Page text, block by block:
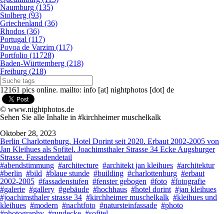
Naumburg (135)
Stolberg (93)
Griechenland (36)
Rhodos (36)
Portugal (117)
Povoa de Varzim (117)
Portfolio (11728)
Baden-Württemberg (218)
Freiburg (218)
12161 pics online. mailto: info [at] nightphotos [dot] de
© www.nightphotos.de
Sehen Sie alle Inhalte in #kirchheimer muschelkalk
Oktober 28, 2023
Berlin Charlottenburg. Hotel Dorint seit 2020. Erbaut 2002-2005 von
Jan Kleihues als Sofitel. Joachimsthaler Strasse 34 Ecke Augsburger
Strasse. Fassadendetail
#abendstimmung #architecture #architekt jan kleihues #architektur
#berlin #bild #blaue stunde #building #charlottenburg #erbaut
2002-2005 #fassadenstufen #fenster gebogen #foto #fotografie
#galerie #gallery #gebäude #hochhaus #hotel dorint #jan kleihues
#joachimsthaler strasse 34 #kirchheimer muschelkalk #kleihues und
kleihues #modern #nachtfoto #natursteinfassade #photo